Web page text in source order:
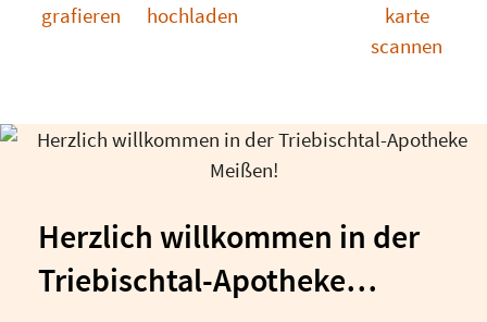
grafieren
hochladen
karte
scannen
Herzlich willkommen in der
Triebischtal-Apotheke